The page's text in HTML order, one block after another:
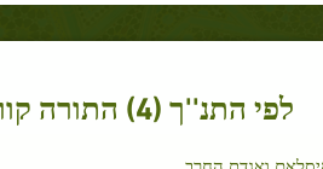
לפי התנ''ך (4) התורה קוראת לרצוח עובדי האלילים